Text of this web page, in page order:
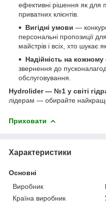
ефективні рішення як для
приватних клієнтів.
Вигідні умови —
персональні пропозиції
майстрів і всіх, хто шукає
Надійність на кожному
звернення до
обслуговування.
Hydrolider — №1 у світі
лідерам — обирайте
Приховати
Характеристики
Основні
Виробник
Країна виробник